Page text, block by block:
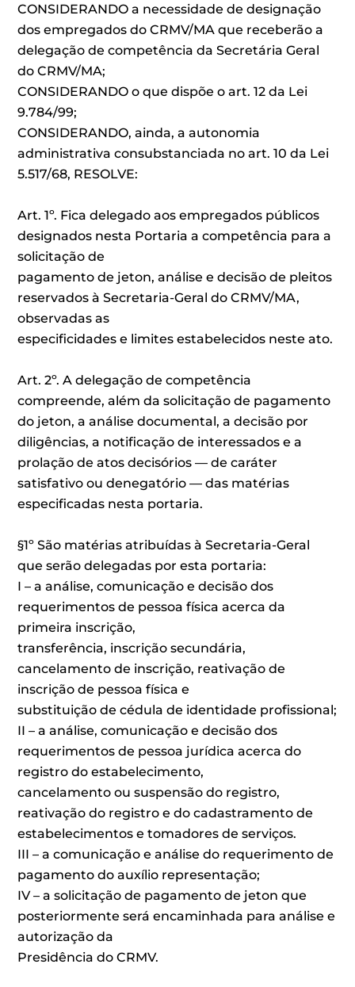
CONSIDERANDO a necessidade de designação
dos empregados do CRMV/MA que receberão a
delegação de competência da Secretária Geral
do CRMV/MA;
CONSIDERANDO o que dispõe o art. 12 da Lei
9.784/99;
CONSIDERANDO, ainda, a autonomia
administrativa consubstanciada no art. 10 da Lei
5.517/68, RESOLVE:
Art. 1º. Fica delegado aos empregados públicos
designados nesta Portaria a competência para a
solicitação de
pagamento de jeton, análise e decisão de pleitos
reservados à Secretaria-Geral do CRMV/MA,
observadas as
especificidades e limites estabelecidos neste ato.
Art. 2º. A delegação de competência
compreende, além da solicitação de pagamento
do jeton, a análise documental, a decisão por
diligências, a notificação de interessados e a
prolação de atos decisórios — de caráter
satisfativo ou denegatório — das matérias
especificadas nesta portaria.
§1º São matérias atribuídas à Secretaria-Geral
que serão delegadas por esta portaria:
I – a análise, comunicação e decisão dos
requerimentos de pessoa física acerca da
primeira inscrição,
transferência, inscrição secundária,
cancelamento de inscrição, reativação de
inscrição de pessoa física e
substituição de cédula de identidade profissional;
II – a análise, comunicação e decisão dos
requerimentos de pessoa jurídica acerca do
registro do estabelecimento,
cancelamento ou suspensão do registro,
reativação do registro e do cadastramento de
estabelecimentos e tomadores de serviços.
III – a comunicação e análise do requerimento de
pagamento do auxílio representação;
IV – a solicitação de pagamento de jeton que
posteriormente será encaminhada para análise e
autorização da
Presidência do CRMV.